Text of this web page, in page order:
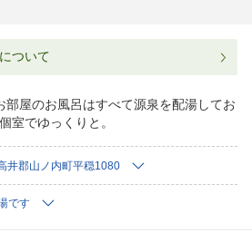
ついて
部屋のお風呂はすべて源泉を配湯してお
室でゆっくりと。
井郡山ノ内町平穏1080
です